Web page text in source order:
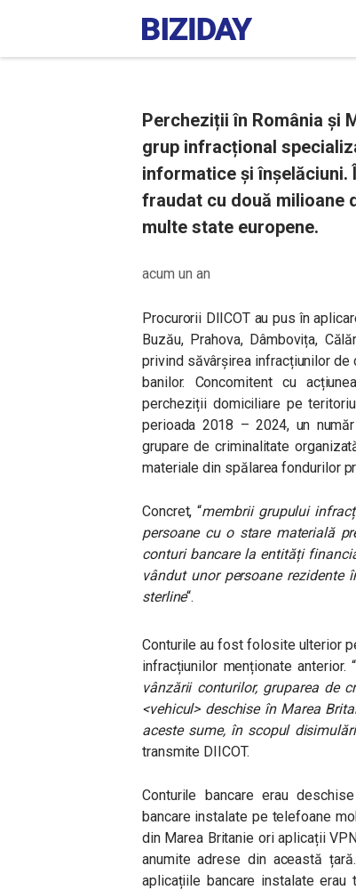
Percheziții în România și
grup infracțional
informatice și înșelăciuni.
fraudat cu două milioane
multe state europene.
acum un an
Procurorii DIICOT au pus în
Buzău, Prahova, Dâmbovița,
privind săvârșirea infracțiunilor
banilor. Concomitent cu
percheziții domiciliare pe
perioada 2018 – 2024, un
grupare de criminalitate
materiale din spălarea fondurilor
Concret, “membrii grupului
persoane cu o stare materială
conturi bancare la entități
vândut unor persoane rezidente
sterline“.
Conturile au fost folosite ulterior
infracțiunilor menționate anterior. “
vânzării conturilor, gruparea de
<vehicul> deschise în Marea
aceste sume, în scopul
transmite DIICOT.
Conturile bancare erau
bancare instalate pe telefoane
din Marea Britanie ori aplicații
anumite adrese din această
aplicațiile bancare instalate erau